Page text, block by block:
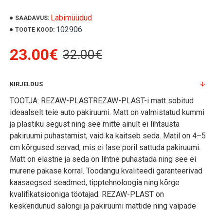
SAADAVUS: Läbimüüdud
TOOTE KOOD: 102906
23.00€ 32.00€
KIRJELDUS
TOOTJA: REZAW-PLASTREZAW-PLAST-i matt sobitud
ideaalselt teie auto pakiruumi. Matt on valmistatud kummi
ja plastiku segust ning see mitte ainult ei lihtsusta
pakiruumi puhastamist, vaid ka kaitseb seda. Matil on 4–5
cm kõrgused servad, mis ei lase poril sattuda pakiruumi.
Matt on elastne ja seda on lihtne puhastada ning see ei
murene pakase korral. Toodangu kvaliteedi garanteerivad
kaasaegsed seadmed, tipptehnoloogia ning kõrge
kvalifikatsiooniga töötajad. REZAW-PLAST on
keskendunud salongi ja pakiruumi mattide ning vaipade